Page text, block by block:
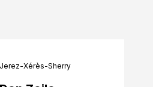
Jerez-Xérès-Sherry